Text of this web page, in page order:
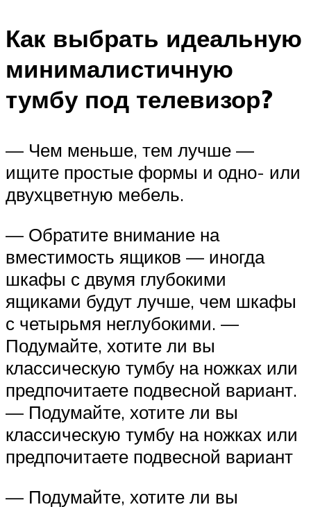
Как выбрать идеальную
минималистичную
тумбу под телевизор?
— Чем меньше, тем лучше —
ищите простые формы и одно- или
двухцветную мебель.
— Обратите внимание на
вместимость ящиков — иногда
шкафы с двумя глубокими
ящиками будут лучше, чем шкафы
с четырьмя неглубокими. —
Подумайте, хотите ли вы
классическую тумбу на ножках или
предпочитаете подвесной вариант.
— Подумайте, хотите ли вы
классическую тумбу на ножках или
предпочитаете подвесной вариант
— Подумайте, хотите ли вы